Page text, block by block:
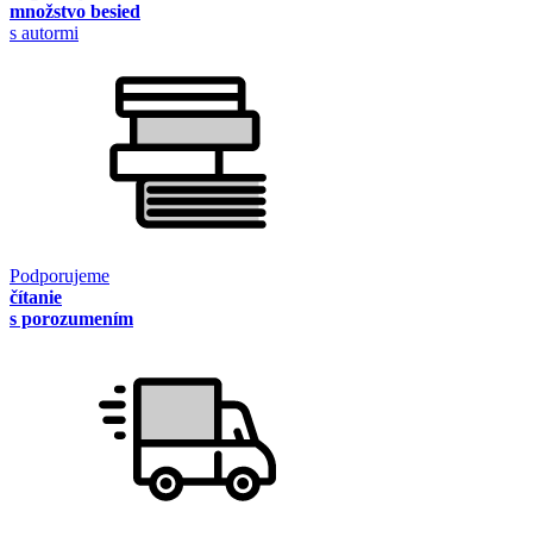
množstvo besied
s autormi
Podporujeme
čítanie
s porozumením